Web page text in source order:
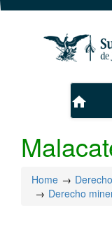
home
Home Derecho
Derecho